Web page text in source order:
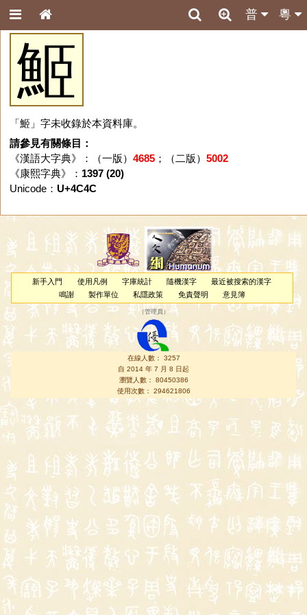
粵
普
䱌
「䱌」字未收錄於本資料庫。
請參見有關條目：
《漢語大字典》：（一版） 4685；（二版） 5002
《康熙字典》： 1397 (20)
Unicode： U+4C4C
新手入門 使用凡例 字庫統計 隨機漢字
最近被搜索的漢字
鳴謝
製作單位 私隱政策 免責聲明 意見簿
（管理員 ）
在線人數： 3257
自 2014 年 7 月 8 日起
瀏覽人數： 80450386
使用次數： 294621806